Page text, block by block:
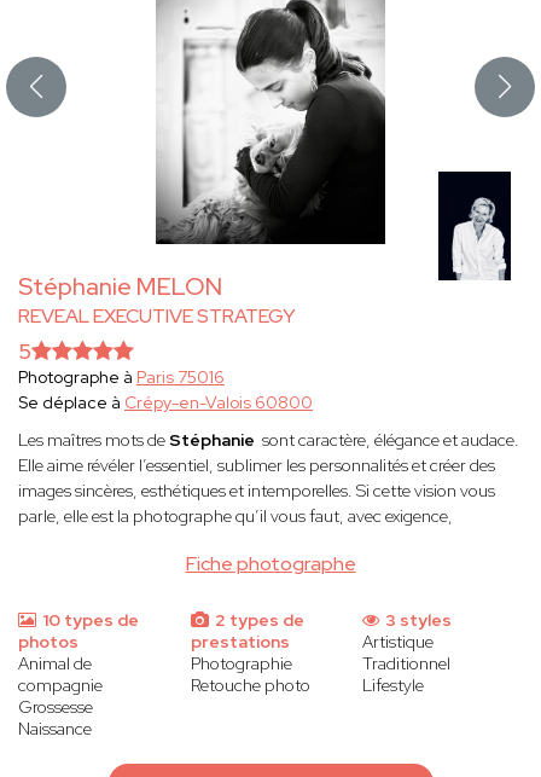
Stéphanie MELON
REVEAL EXECUTIVE STRATEGY
Fiche photographe
5
Photographe à Paris 75016
Se déplace à Crépy-en-Valois 60800
Les maîtres mots deStéphanie sont caractère, élégance et audace.
Elle aime révéler l’essentiel, sublimer les personnalités et créer des
images sincères, esthétiques et intemporelles. Si cette vision vous
parle, elle est la photographe qu’il vous faut, avec exigence,
10 types de
photos
Animal de
compagnie
Grossesse
Naissance
2 types de
prestations
Photographie
Retouche photo
3 styles
Artistique
Traditionnel
Lifestyle